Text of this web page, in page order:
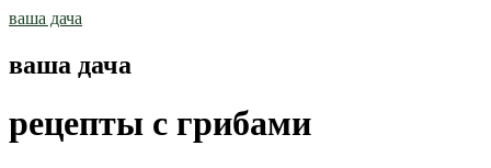
Skip
ваша дача
ваша дача
рецепты с грибами